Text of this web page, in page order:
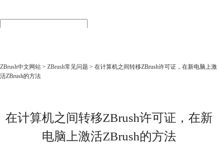
购买
行业
ZBrush中文网站 > ZBrush常见问题 > 在计算机之间转移ZBrush许可证，在新电脑上激
活ZBrush的方法
在计算机之间转移ZBrush许可证，在新
电脑上激活ZBrush的方法